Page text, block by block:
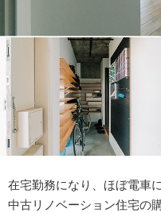
在宅勤務になり、ほぼ電車
中古リノベーション住宅の